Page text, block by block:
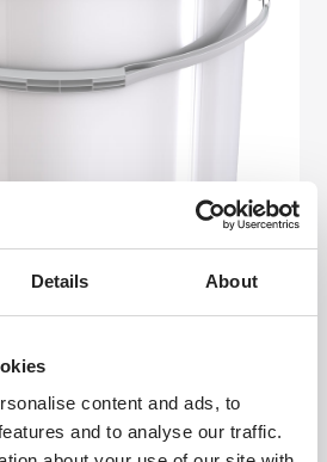
Details About
content and ads, to
and to analyse our traffic.
l
181,2 mm